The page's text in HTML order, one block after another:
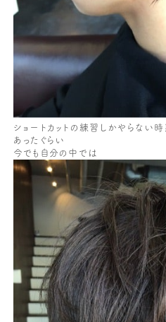
ショートカットの練習しかやらない
あったぐらい
今でも自分の中では